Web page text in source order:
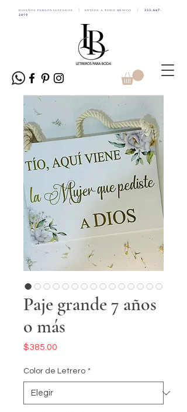
DISEÑOS PERSONALIZADOS | ENVÍOS A TODO MÉXICO | 333-667-
2419
Paje grande 7 años
o más
$385.00
Color de Letrero *